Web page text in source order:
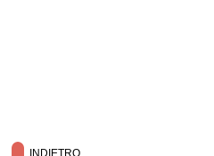
INDIETRO